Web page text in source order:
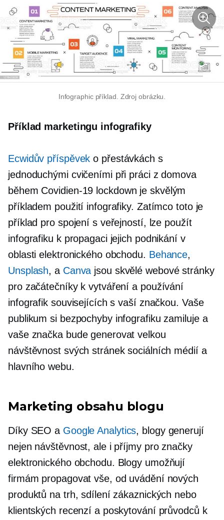
Infographic příklad. Zdroj obrázku.
Příklad marketingu infografiky
Ecwidův příspěvek o přestávkách s
jednoduchými cvičeními při práci z domova
během Covidien-19 lockdown je skvělým
příkladem použití infografiky. Zatímco toto je
příklad pro spojení s veřejností, lze použít
infografiku k propagaci jejich podnikání v
oblasti elektronického obchodu. Behance,
Unsplash, a Canva jsou skvělé webové stránky
pro začátečníky k vytváření a používání
infografik souvisejících s vaší značkou. Vaše
publikum si bezpochyby infografiku zamiluje a
vaše značka bude generovat velkou
návštěvnost svých stránek sociálních médií a
hlavního webu.
Marketing obsahu blogu
Díky SEO a Google Analytics, blogy generují
nejen návštěvnost, ale i příjmy pro značky
elektronického obchodu. Blogy umožňují
firmám propagovat vše, od uvádění nových
produktů na trh, sdílení zákaznických nebo
klientských recenzí a poskytování průvodců k